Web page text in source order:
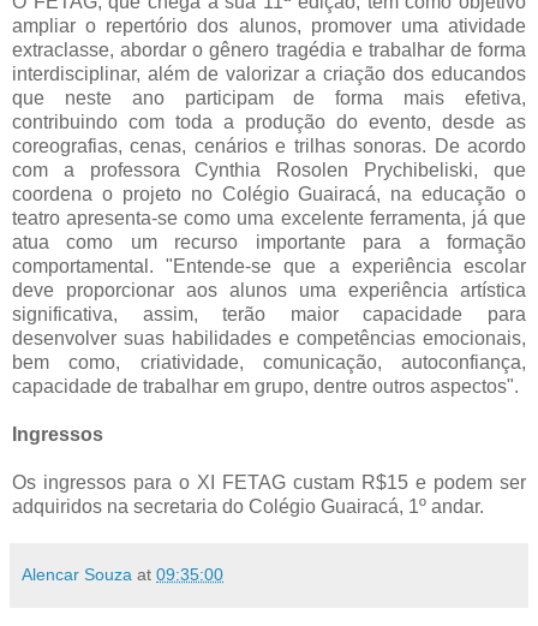
ampliar o repertório dos alunos, promover uma atividade
extraclasse, abordar o gênero tragédia e trabalhar de forma
interdisciplinar, além de valorizar a criação dos educandos
que neste ano participam de forma mais efetiva,
contribuindo com toda a produção do evento, desde as
coreografias, cenas, cenários e trilhas sonoras. De acordo
com a professora Cynthia Rosolen Prychibeliski, que
coordena o projeto no Colégio Guairacá, na educação o
teatro apresenta-se como uma excelente ferramenta, já que
atua como um recurso importante para a formação
comportamental. "Entende-se que a experiência escolar
deve proporcionar aos alunos uma experiência artística
significativa, assim, terão maior capacidade para
desenvolver suas habilidades e competências emocionais,
bem como, criatividade, comunicação, autoconfiança,
capacidade de trabalhar em grupo, dentre outros aspectos".
Ingressos
Os ingressos para o XI FETAG custam R$15 e podem ser
adquiridos na secretaria do Colégio Guairacá, 1º andar.
Alencar Souza at 09:35:00